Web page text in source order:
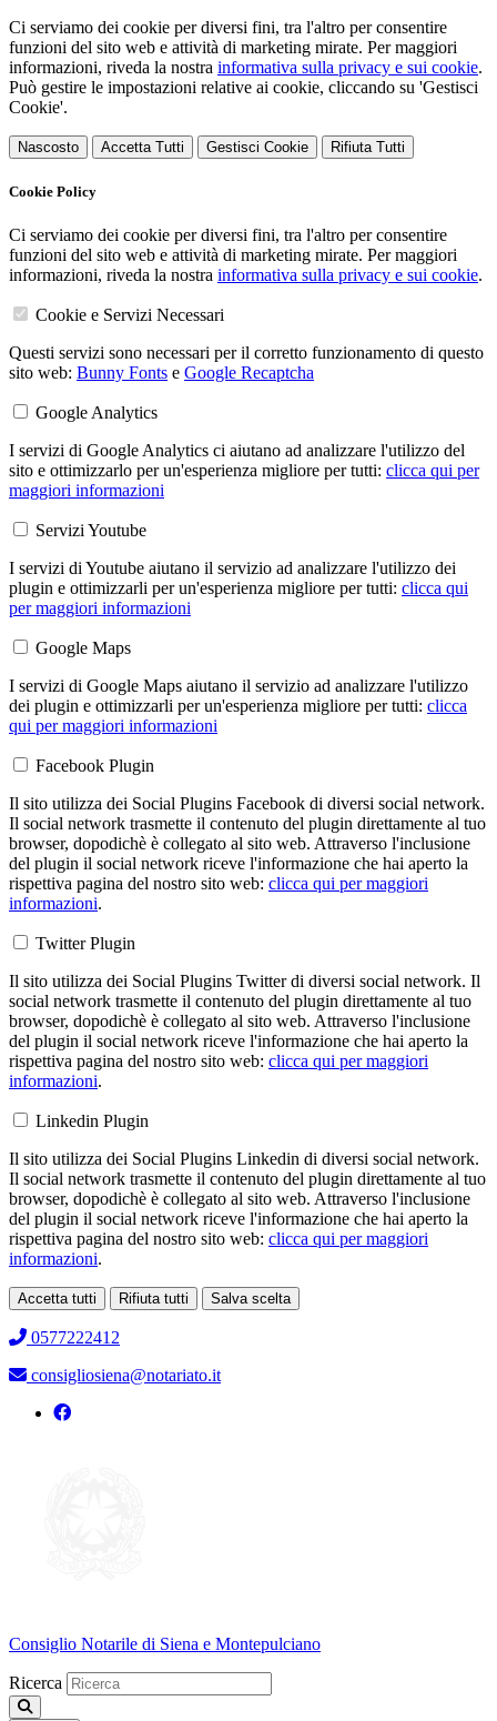
Ci serviamo dei cookie per diversi fini, tra l'altro per consentire
funzioni del sito web e attività di marketing mirate. Per maggiori
informazioni, riveda la nostra informativa sulla privacy e sui cookie.
Può gestire le impostazioni relative ai cookie, cliccando su 'Gestisci
Cookie'.
Nascosto Accetta Tutti Gestisci Cookie Rifiuta Tutti
Cookie Policy
Ci serviamo dei cookie per diversi fini, tra l'altro per consentire
funzioni del sito web e attività di marketing mirate. Per maggiori
informazioni, riveda la nostra informativa sulla privacy e sui cookie.
Cookie e Servizi Necessari
Questi servizi sono necessari per il corretto funzionamento di questo
sito web: Bunny Fonts e Google Recaptcha
Google Analytics
I servizi di Google Analytics ci aiutano ad analizzare l'utilizzo del
sito e ottimizzarlo per un'esperienza migliore per tutti: clicca qui per
maggiori informazioni
Servizi Youtube
I servizi di Youtube aiutano il servizio ad analizzare l'utilizzo dei
plugin e ottimizzarli per un'esperienza migliore per tutti: clicca qui
per maggiori informazioni
Google Maps
I servizi di Google Maps aiutano il servizio ad analizzare l'utilizzo
dei plugin e ottimizzarli per un'esperienza migliore per tutti: clicca
qui per maggiori informazioni
Facebook Plugin
Il sito utilizza dei Social Plugins Facebook di diversi social network.
Il social network trasmette il contenuto del plugin direttamente al tuo
browser, dopodichè è collegato al sito web. Attraverso l'inclusione
del plugin il social network riceve l'informazione che hai aperto la
rispettiva pagina del nostro sito web: clicca qui per maggiori
informazioni.
Twitter Plugin
Il sito utilizza dei Social Plugins Twitter di diversi social network. Il
social network trasmette il contenuto del plugin direttamente al tuo
browser, dopodichè è collegato al sito web. Attraverso l'inclusione
del plugin il social network riceve l'informazione che hai aperto la
rispettiva pagina del nostro sito web: clicca qui per maggiori
informazioni.
Linkedin Plugin
Il sito utilizza dei Social Plugins Linkedin di diversi social network.
Il social network trasmette il contenuto del plugin direttamente al tuo
browser, dopodichè è collegato al sito web. Attraverso l'inclusione
del plugin il social network riceve l'informazione che hai aperto la
rispettiva pagina del nostro sito web: clicca qui per maggiori
informazioni.
Accetta tutti Rifiuta tutti Salva scelta
0577222412
consigliosiena@notariato.it
Consiglio Notarile di Siena e Montepulciano
Ricerca